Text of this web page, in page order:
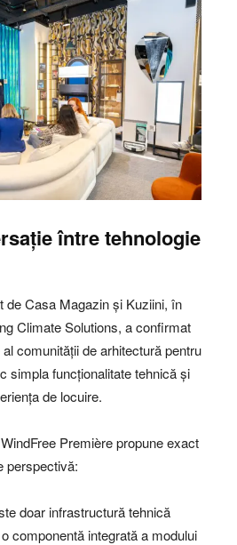
între tehnologie
de Casa Magazin și Kuziini, în
Climate Solutions, a confirmat
comunității de arhitectură pentru
simpla funcționalitate tehnică și
de locuire.
Première propune exact
perspectivă:
doar infrastructură tehnică
componentă integrată a modului